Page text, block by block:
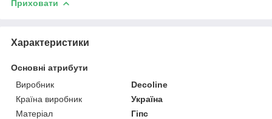
Приховати
Характеристики
Основні атрибути
Виробник
Decoline
Країна виробник
Україна
Матеріал
Гіпс